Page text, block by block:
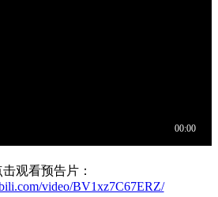
击观看预告片：
video/BV1xz7C67ERZ/